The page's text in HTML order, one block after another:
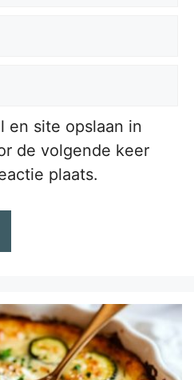
en site opslaan in
de volgende keer
plaats.